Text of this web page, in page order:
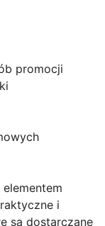
promocji
i
są dostarczane